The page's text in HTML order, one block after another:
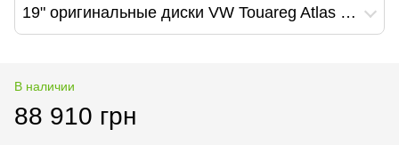
19" оригинальные диски VW Touareg Atlas Tirano design (760601025N)
В наличии
88 910 грн